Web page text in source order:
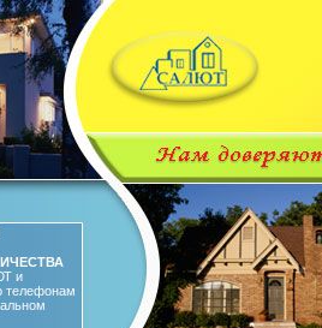
и
телефонам